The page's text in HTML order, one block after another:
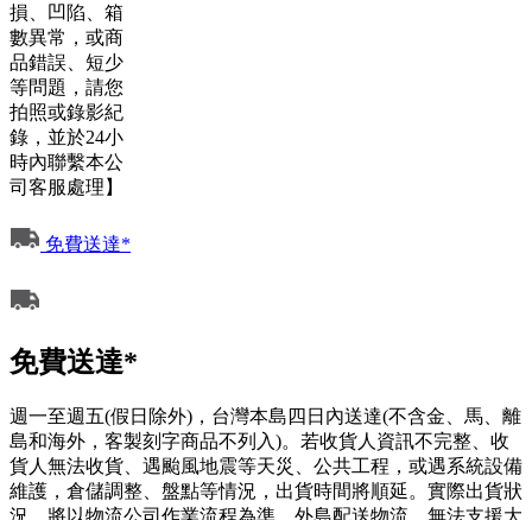
損、凹陷、箱
數異常，或商
品錯誤、短少
等問題，請您
拍照或錄影紀
錄，並於24小
時內聯繫本公
司客服處理】
免費送達*
免費送達*
週一至週五(假日除外)，台灣本島四日內送達(不含金、馬、離
島和海外，客製刻字商品不列入)。若收貨人資訊不完整、收
貨人無法收貨、遇颱風地震等天災、公共工程，或遇系統設備
維護，倉儲調整、盤點等情況，出貨時間將順延。實際出貨狀
況，將以物流公司作業流程為準。外島配送物流，無法支援大